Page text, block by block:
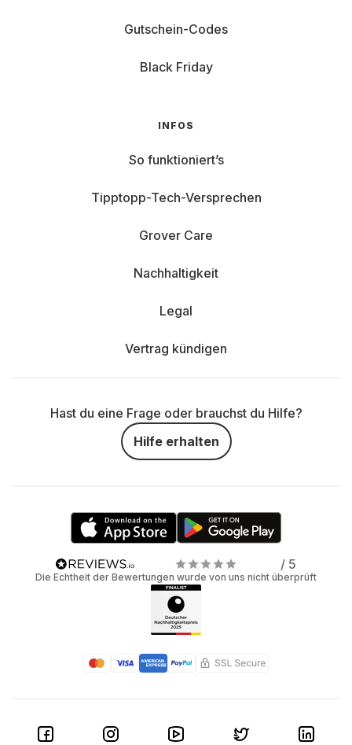
Gutschein-Codes
Black Friday
INFOS
So funktioniert’s
Tipptopp-Tech-Versprechen
Grover Care
Nachhaltigkeit
Legal
Vertrag kündigen
Hast du eine Frage oder brauchst du Hilfe?
Hilfe erhalten
/ 5
Die Echtheit der Bewertungen wurde von uns nicht überprüft